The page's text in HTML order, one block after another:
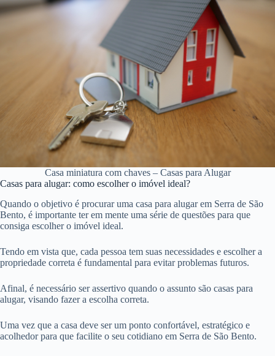
Casa miniatura com chaves – Casas para Alugar
Casas para alugar: como escolher o imóvel ideal?
Quando o objetivo é procurar uma casa para alugar em Serra de São
Bento, é importante ter em mente uma série de questões para que
consiga escolher o imóvel ideal.
Tendo em vista que, cada pessoa tem suas necessidades e escolher a
propriedade correta é fundamental para evitar problemas futuros.
Afinal, é necessário ser assertivo quando o assunto são casas para
alugar, visando fazer a escolha correta.
Uma vez que a casa deve ser um ponto confortável, estratégico e
acolhedor para que facilite o seu cotidiano em Serra de São Bento.